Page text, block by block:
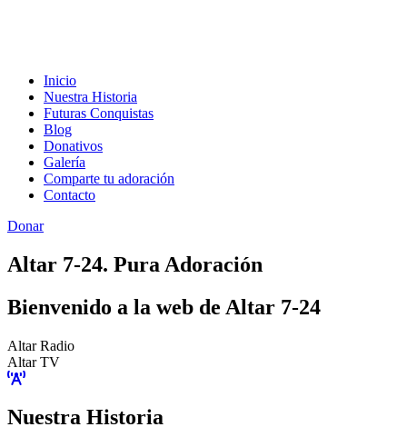
Inicio
Nuestra Historia
Futuras Conquistas
Blog
Donativos
Galería
Comparte tu adoración
Contacto
Donar
Altar 7-24. Pura Adoración
Bienvenido a la web de Altar 7-24
Altar Radio
Altar TV
Nuestra Historia